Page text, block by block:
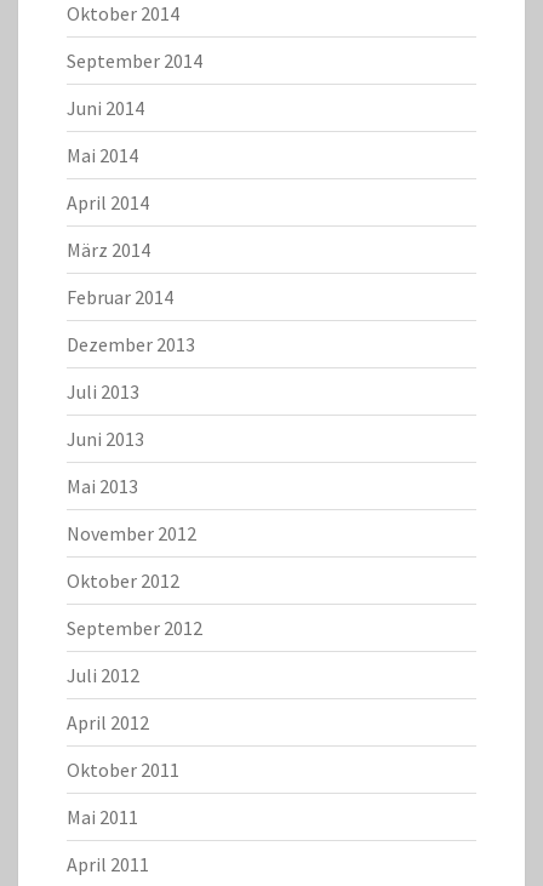
Oktober 2014
September 2014
Juni 2014
Mai 2014
April 2014
März 2014
Februar 2014
Dezember 2013
Juli 2013
Juni 2013
Mai 2013
November 2012
Oktober 2012
September 2012
Juli 2012
April 2012
Oktober 2011
Mai 2011
April 2011